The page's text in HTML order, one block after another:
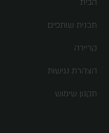
תכנית שותפים
קריירה
הצהרת נגישות
תקנון שימוש